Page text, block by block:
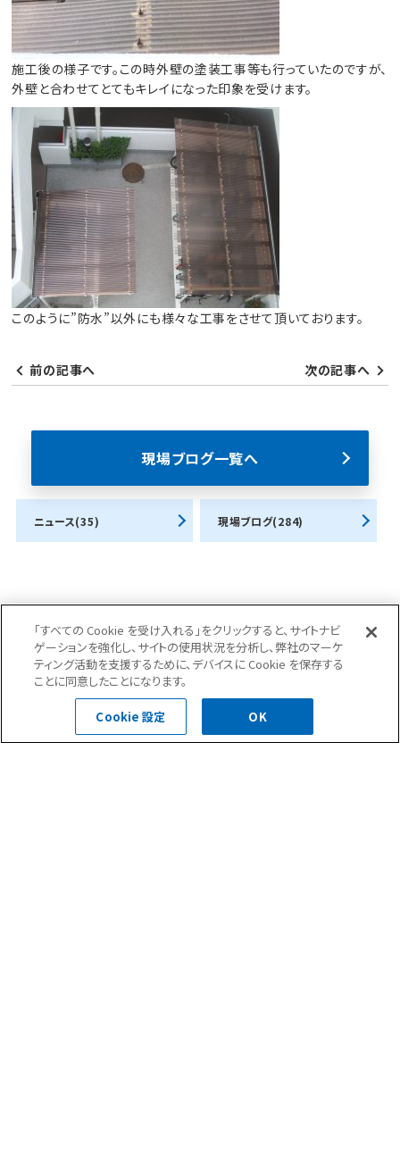
施工後の様子です。この時外壁の塗装工事等も行っていたのですが、
外壁と合わせてとてもキレイになった印象を受けます。
このように”防水”以外にも様々な工事をさせて頂いております。
前の記事へ 次の記事へ
現場ブログ一覧へ
ニュース(35) 現場ブログ(284)
お問合せ・ご相談はこちら
0120-400-252
「すべての Cookie を受け入れる」をクリックすると、サイトナビ
ゲーションを強化し、サイトの使用状況を分析し、弊社のマーケ
ティング活動を支援するために、デバイスに Cookie を保存する
ことに同意したことになります。
Cookie 設定 OK